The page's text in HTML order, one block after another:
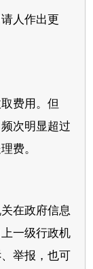
人作出更
费用。但
次明显超过
费。
在政府信息
一级行政机
举报，也可